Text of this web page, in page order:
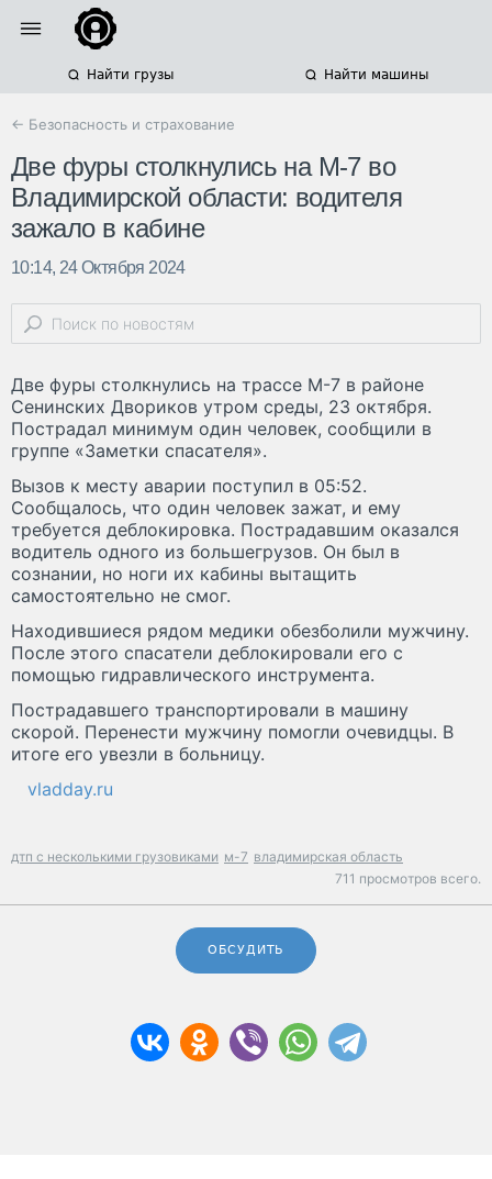
Найти грузы Найти машины
← Безопасность и страхование
Две фуры столкнулись на М-7 во
Владимирской области: водителя
зажало в кабине
10:14, 24 Октября 2024
Две фуры столкнулись на трассе М-7 в районе
Сенинских Двориков утром среды, 23 октября.
Пострадал минимум один человек, сообщили в
группе «Заметки спасателя».
Вызов к месту аварии поступил в 05:52.
Сообщалось, что один человек зажат, и ему
требуется деблокировка. Пострадавшим оказался
водитель одного из большегрузов. Он был в
сознании, но ноги их кабины вытащить
самостоятельно не смог.
Находившиеся рядом медики обезболили мужчину.
После этого спасатели деблокировали его с
помощью гидравлического инструмента.
Пострадавшего транспортировали в машину
скорой. Перенести мужчину помогли очевидцы. В
итоге его увезли в больницу.
vladday.ru
дтп с несколькими грузовиками м-7 владимирская область
711 просмотров всего.
ОБСУДИТЬ